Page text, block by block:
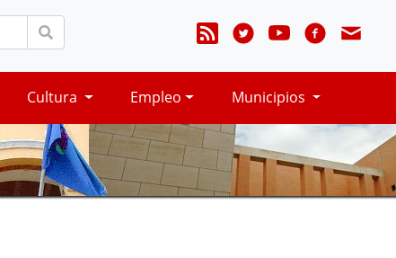
Cultura Empleo Municipios